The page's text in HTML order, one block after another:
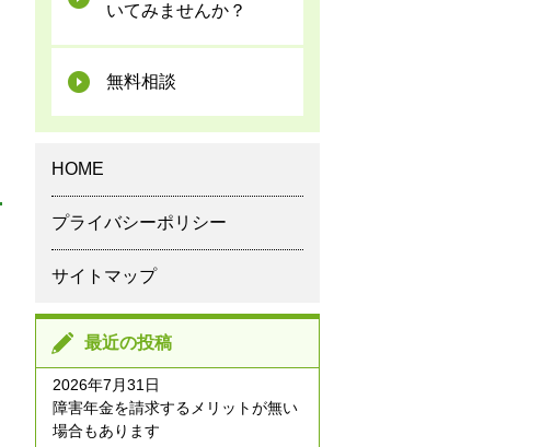
いてみませんか？
無料相談
HOME
プライバシーポリシー
サイトマップ
最近の投稿
2026年7月31日
障害年金を請求するメリットが無い
場合もあります